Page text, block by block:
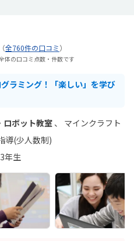
（全760件の口コミ）
体の口コミ点数・件数です
ラミング！「楽しい」を学び
ロボット教室
マインクラフト
導(少人数制)
年生